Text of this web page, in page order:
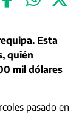
Esta
quién
mil dólares
pasado en